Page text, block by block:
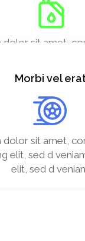
dolor sit amet,
elit, sed d veniam
Morbi vel
dolor sit amet,
elit, sed d
elit, sed d